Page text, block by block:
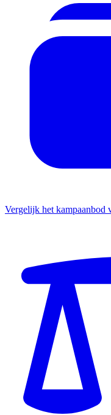
Vergelijk het kampaanbod